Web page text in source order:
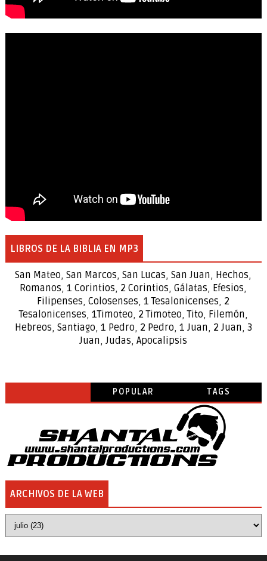
LIBROS DE LA BIBLIA EN MP3
San Mateo,San Marcos,San Lucas,San Juan, Hechos,
Romanos,1 Corintios, 2 Corintios,Gálatas, Efesios,
Filipenses,Colosenses,1Tesalonicenses, 2
Tesalonicenses, 1Timoteo, 2Timoteo, Tito, Filemón,
Hebreos, Santiago, 1 Pedro, 2 Pedro, 1 Juan, 2 Juan, 3
Juan,Judas,Apocalipsis
POPULAR TAGS
ARCHIVOS DE LA WEB